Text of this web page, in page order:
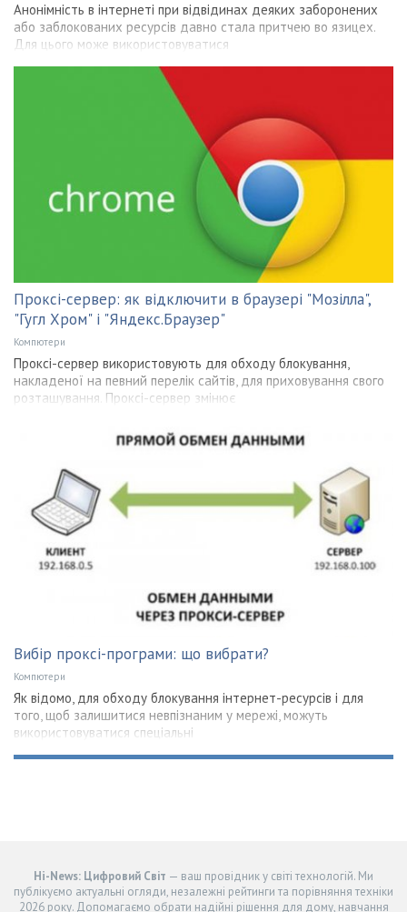
Анонімність в інтернеті при відвідинах деяких заборонених
або заблокованих ресурсів давно стала притчею во язицех.
Для цього може використовуватися
Проксі-сервер: як відключити в браузері "Мозілла",
"Гугл Хром" і "Яндекс.Браузер"
Компютери
Проксі-сервер використовують для обходу блокування,
накладеної на певний перелік сайтів, для приховування свого
розташування. Проксі-сервер змінює
Вибір проксі-програми: що вибрати?
Компютери
Як відомо, для обходу блокування інтернет-ресурсів і для
того, щоб залишитися невпізнаним у мережі, можуть
використовуватися спеціальні
Hi-News: Цифровий Світ — ваш провідник у світі технологій. Ми
публікуємо актуальні огляди, незалежні рейтинги та порівняння техніки
2026 року. Допомагаємо обрати надійні рішення для дому, навчання